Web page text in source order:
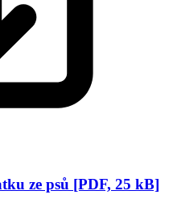
ze psů [PDF, 25 kB]